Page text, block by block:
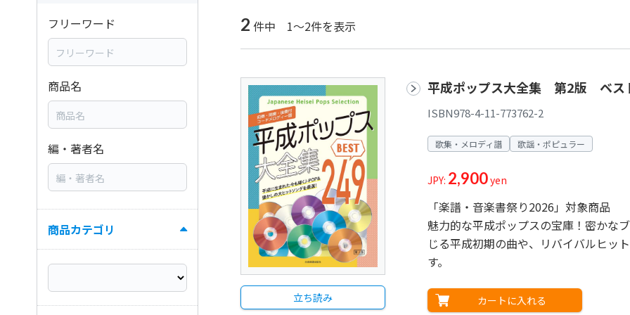
2 件中 1～2件を表示
立ち読み
平成ポップス大全集 第2版 ベス
ISBN978-4-11-773762-2
歌集・メロディ譜 歌謡・ポピュラー
JPY: 2,900yen
「楽譜・音楽書祭り2026」対象商品
魅力的な平成ポップスの宝庫！密かな
じる平成初期の曲や、リバイバルヒッ
す。
カートに入れる
フリーワード
商品名
編・著者名
商品カテゴリ